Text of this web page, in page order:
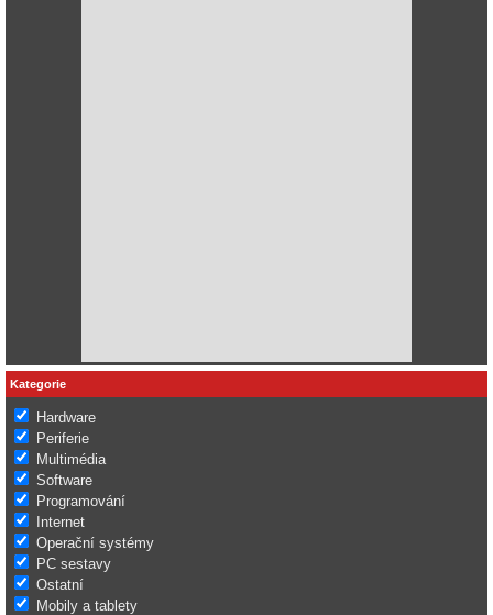
Kategorie
Hardware
Periferie
Multimédia
Software
Programování
Internet
Operační systémy
PC sestavy
Ostatní
Mobily a tablety